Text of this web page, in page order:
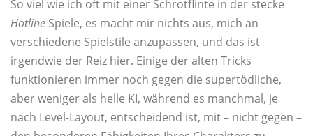
So viel wie ich oft mit einer Schrotflinte in der stecke
Hotline Spiele, es macht mir nichts aus, mich an
verschiedene Spielstile anzupassen, und das ist
irgendwie der Reiz hier. Einige der alten Tricks
funktionieren immer noch gegen die supertödliche,
aber weniger als helle KI, während es manchmal, je
nach Level-Layout, entscheidend ist, mit – nicht gegen –